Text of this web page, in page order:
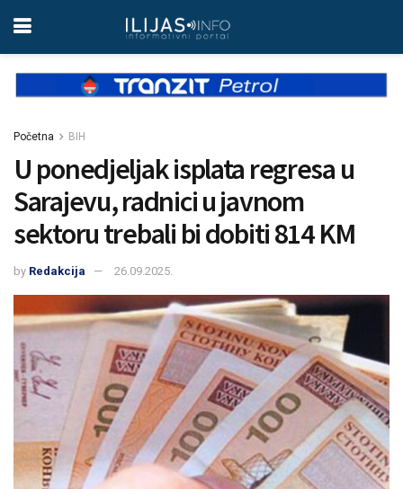
Početna BIH
U ponedjeljak isplata regresa u
Sarajevu, radnici u javnom
sektoru trebali bi dobiti 814 KM
by Redakcija 26.09.2025.